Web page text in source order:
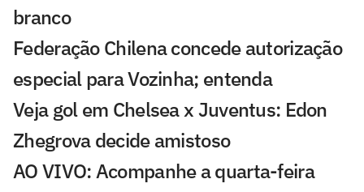
branco
Federação Chilena concede autorização
especial para Vozinha; entenda
Veja gol em Chelsea x Juventus: Edon
Zhegrova decide amistoso
AO VIVO: Acompanhe a quarta-feira